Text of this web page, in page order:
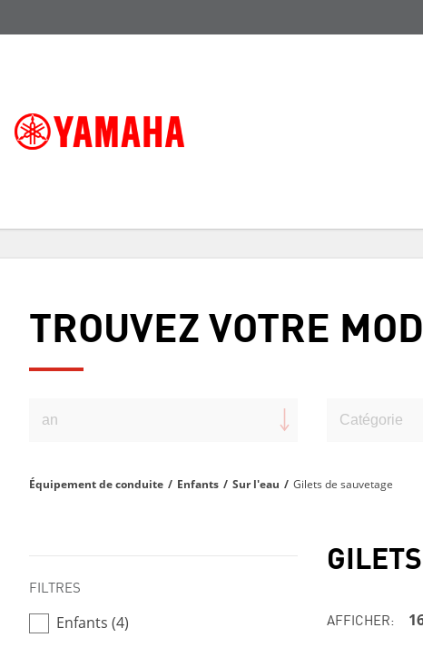
TROUVEZ VOTRE
Équipement de conduite / Enfants / Sur l'eau / Gilets de sauvetage
FILTRES
Enfants (4) AFFICHER: